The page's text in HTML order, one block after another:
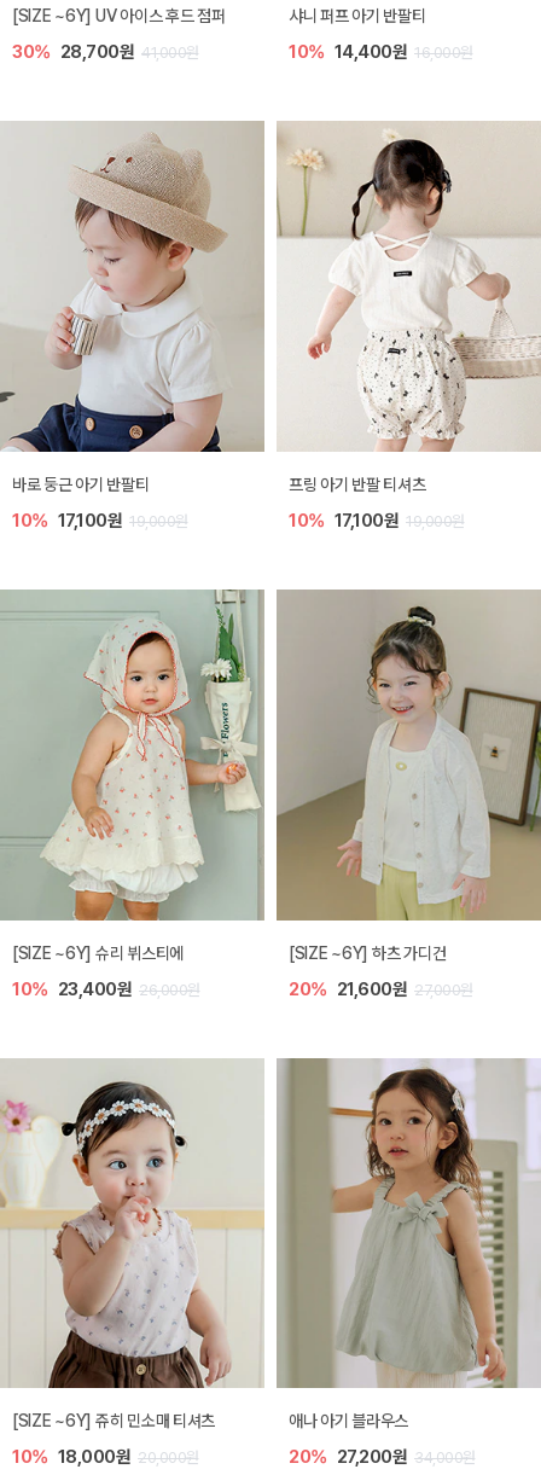
[SIZE ~6Y] UV 아이스 후드 점퍼
30% 28,700원 41,000원
샤니 퍼프 아기 반팔티
10% 14,400원 16,000원
바로 둥근 아기 반팔티
10% 17,100원 19,000원
프링 아기 반팔 티셔츠
10% 17,100원 19,000원
[SIZE ~6Y] 슈리 뷔스티에
10% 23,400원 26,000원
[SIZE ~6Y] 하츠 가디건
20% 21,600원 27,000원
[SIZE ~6Y] 쥬히 민소매 티셔츠
10% 18,000원 20,000원
애나 아기 블라우스
20% 27,200원 34,000원